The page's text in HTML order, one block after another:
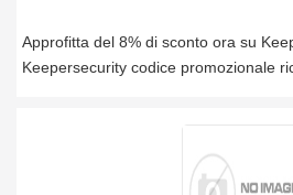
Approfitta del 8% di sconto ora su
Keepersecurity codice promozionale